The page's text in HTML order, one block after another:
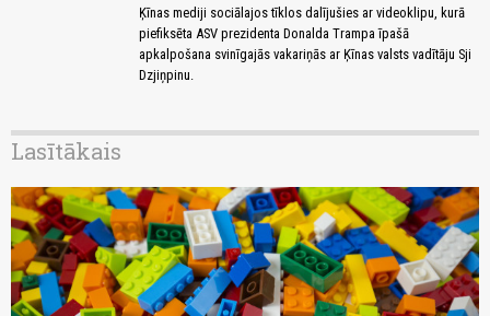
Ķīnas mediji sociālajos tīklos dalījušies ar videoklipu, kurā
piefiksēta ASV prezidenta Donalda Trampa īpašā
apkalpošana svinīgajās vakariņās ar Ķīnas valsts vadītāju Sji
Dzjiņpinu.
Lasītākais